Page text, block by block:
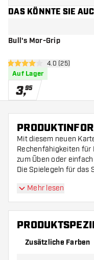
DAS KÖNNTE SIE
Bull's Mor-Grip
4 Bewertungssterne
4.0 (25)
Auf Lager
3,95
Mit diesem neuen
Rechenfähigkeiten für
zum Üben oder
Die Spielegeln für das
Mehr lesen
Zusätzliche Farben